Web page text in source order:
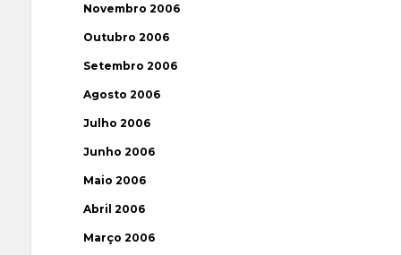
Novembro 2006
Outubro 2006
Setembro 2006
Agosto 2006
Julho 2006
Junho 2006
Maio 2006
Abril 2006
Março 2006